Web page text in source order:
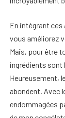
En intégrant
vous améliorez
Mais, pour être
ingrédients sont
Heureusement,
abondent. Avec
endommagées